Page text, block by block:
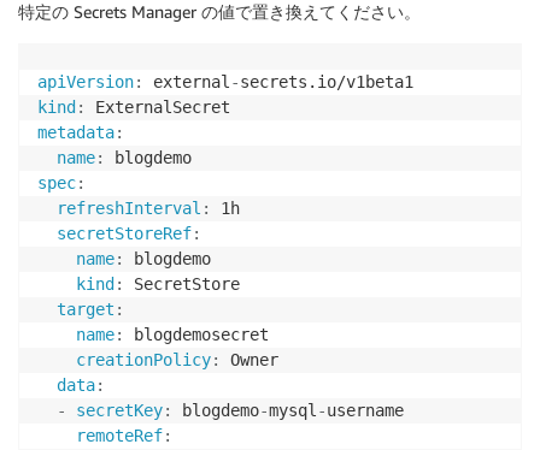
特定の Secrets Manager の値で置き換えてください。
apiVersion: external-
kind :
metadata:
name:
spec:
refreshInterval :
1h
secretStoreRef:
name:
blogdemo
kind :
SecretStore
target :
name:
blogdemosecret
creationPolicy:
Owner
data:
-
secretKey: blogdemo-mysql-username
remoteRef: